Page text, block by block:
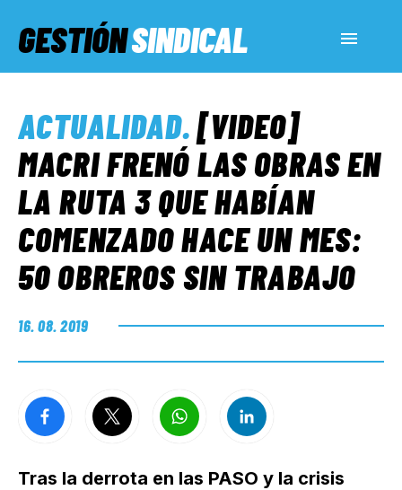
GESTIÓNSINDICAL
SERVICIOS SOCIALES
INFORMES ESPECIALES
FUERA DE MEGÁFONO
EL LADO «G»
ACTUALIDAD.[VIDEO]
MACRI FRENÓ LAS OBRAS EN
LA RUTA 3 QUE HABÍAN
COMENZADO HACE UN MES:
50 OBREROS SIN TRABAJO
16. 08. 2019
Tras la derrota en las PASO y la crisis